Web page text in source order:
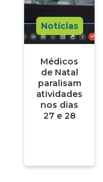
Notícias
Médicos
de Natal
paralisam
atividades
nos dias
27 e 28